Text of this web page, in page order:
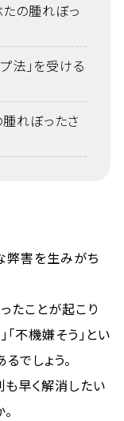
の腫れぼっ
法」を受ける
腫れぼったさ
弊害を生みがち
たことが起こり
不機嫌そう」とい
でしょう。
も早く解消したい